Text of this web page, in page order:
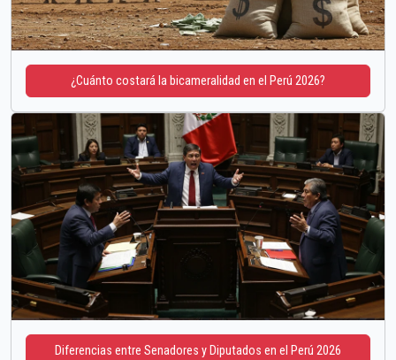
¿Cuánto costará la bicameralidad en el Perú 2026?
Diferencias entre Senadores y Diputados en el Perú 2026